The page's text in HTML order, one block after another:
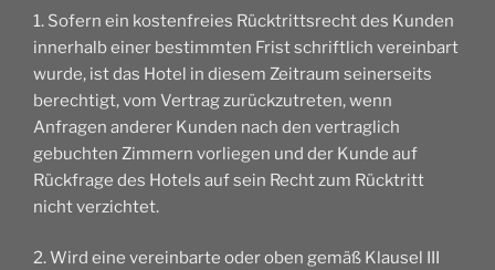
1. Sofern ein kostenfreies Rücktrittsrecht des Kunden
innerhalb einer bestimmten Frist schriftlich vereinbart
wurde, ist das Hotel in diesem Zeitraum seinerseits
berechtigt, vom Vertrag zurückzutreten, wenn
Anfragen anderer Kunden nach den vertraglich
gebuchten Zimmern vorliegen und der Kunde auf
Rückfrage des Hotels auf sein Recht zum Rücktritt
nicht verzichtet.
2. Wird eine vereinbarte oder oben gemäß Klausel III